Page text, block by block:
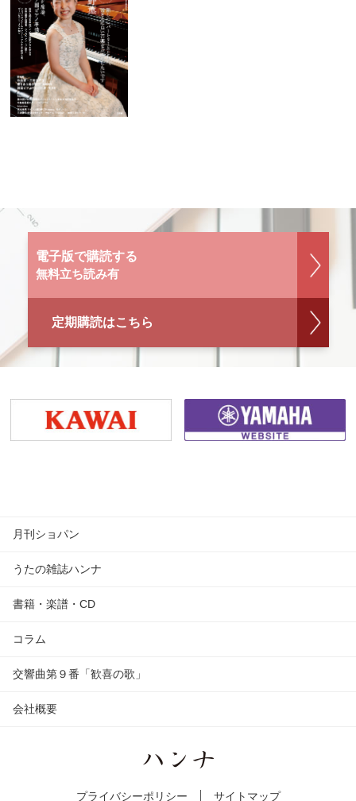
電子版で購読する
無料立ち読み有
定期購読はこちら
月刊ショパン
うたの雑誌ハンナ
書籍・楽譜・CD
コラム
交響曲第９番「歓喜の歌」
会社概要
プライバシーポリシー サイトマップ